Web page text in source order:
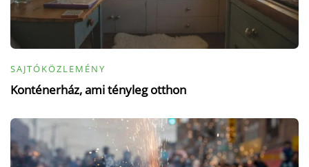
SAJTÓKÖZLEMÉNY
Konténerház, ami tényleg otthon